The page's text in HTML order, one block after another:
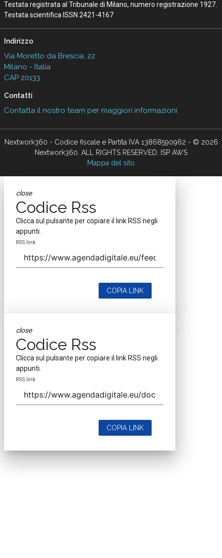
Testata registrata al Tribunale di Milano, numero registrazione 1927.
Testata scientifica ISSN 2421-4167
Indirizzo
Via Moretto da Brescia, 22
Milano - Italia
CAP 20133
Contatti
Contatta il nostro team per maggiori informazioni
Nextwork360 - Codice fiscale e Partita IVA 13868590962 - © 2026
Nextwork360. ALL RIGHTS RESERVED. ISP AWS
Mappa del sito
close
Codice Rss
Clicca sul pulsante per copiare il link RSS negli
appunti.
RSS link
COPIA LINK
close
Codice Rss
Clicca sul pulsante per copiare il link RSS negli
appunti.
RSS link
COPIA LINK